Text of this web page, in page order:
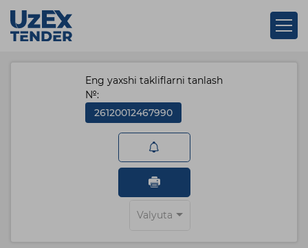
Eng yaxshi takliflarni tanlash
№:
26120012467990
Valyuta